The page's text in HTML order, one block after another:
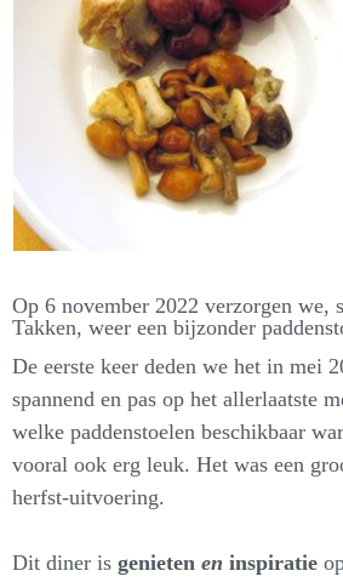
Op 6 november 2022 verzorgen we,
Takken, weer een bijzonder
De eerste keer deden we het in mei
spannend en pas op het allerlaatste
welke paddenstoelen beschikbaar
vooral ook erg leuk. Het was een
herfst-uitvoering.
Dit diner is genieten en inspiratie